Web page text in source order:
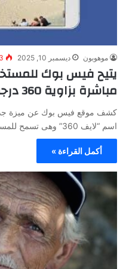
موهوبون ديسمبر 10, 2025
يتيح فيس بوك
مباشرة بزاوية 360 درجة
كشف موقع فيس بوك عن ميزة
اسم “لايف 360” وهى تسمح للمستخدمين حول العالم…
أكمل القراءة »